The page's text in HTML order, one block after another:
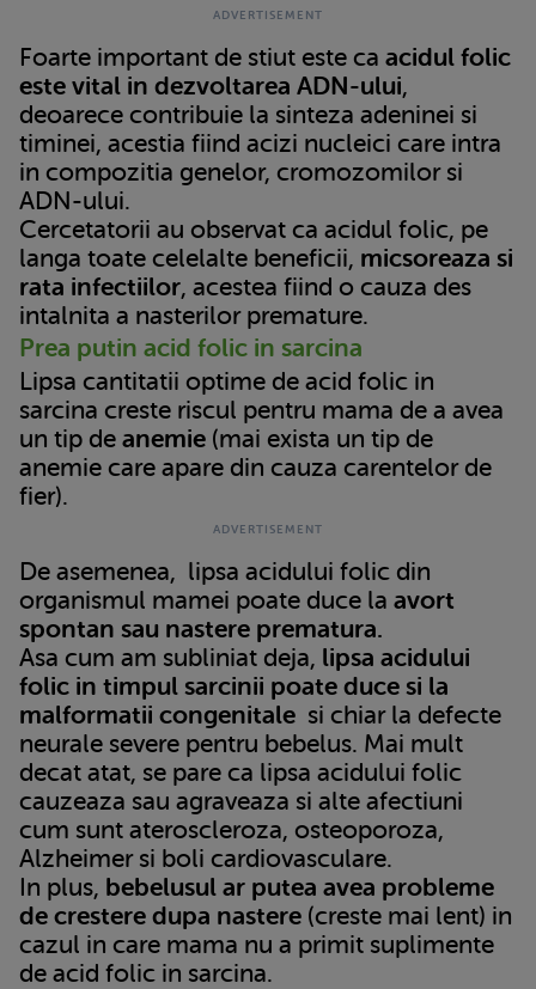
Foarte important de stiut este ca acidul folic
este vital in dezvoltarea ADN-ului,
deoarece contribuie la sinteza adeninei si
timinei, acestia fiind acizi nucleici care intra
in compozitia genelor, cromozomilor si
ADN-ului.
Cercetatorii au observat ca acidul folic, pe
langa toate celelalte beneficii, micsoreaza si
rata infectiilor, acestea fiind o cauza des
intalnita a nasterilor premature.
Prea putin acid folic in sarcina
Lipsa cantitatii optime de acid folic in
sarcina creste riscul pentru mama de a avea
un tip de anemie (mai exista un tip de
anemie care apare din cauza carentelor de
fier).
De asemenea, lipsa acidului folic din
organismul mamei poate duce la avort
spontan sau nastere prematura.
Asa cum am subliniat deja, lipsa acidului
folic in timpul sarcinii poate duce si la
malformatii congenitale si chiar la defecte
neurale severe pentru bebelus. Mai mult
decat atat, se pare ca lipsa acidului folic
cauzeaza sau agraveaza si alte afectiuni
cum sunt ateroscleroza, osteoporoza,
Alzheimer si boli cardiovasculare.
In plus, bebelusul ar putea avea probleme
de crestere dupa nastere (creste mai lent) in
cazul in care mama nu a primit suplimente
de acid folic in sarcina.